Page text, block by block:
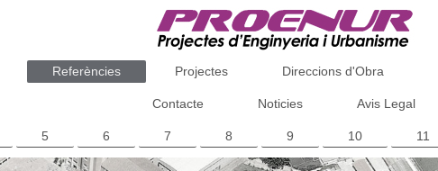
Referències Projectes Direccions d'Obra
Contacte Noticies Avis Legal
5 6 7 8 9 10 11